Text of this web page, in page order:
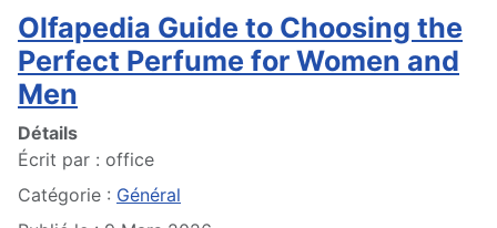
Olfapedia Guide to Choosing the
Perfect Perfume for Women and
Men
Détails
Écrit par : office
Catégorie : Général